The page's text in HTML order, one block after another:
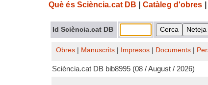
Què és Sciència.cat DB Catàleg d'obres
Id Sciència.cat DB
Obres Manuscrits Impresos Documents
Sciència.cat DB bib8995 (08 / August / 2026)